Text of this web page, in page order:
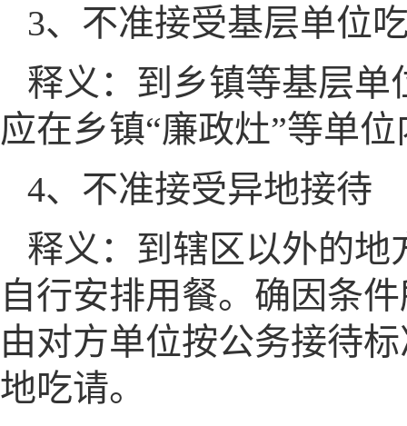
3、不准接受基层单位
释义：到乡镇等基层
应在乡镇“廉政灶”等单
4、不准接受异地接待
释义：到辖区以外的
自行安排用餐。确因条
由对方单位按公务接待
地吃请。